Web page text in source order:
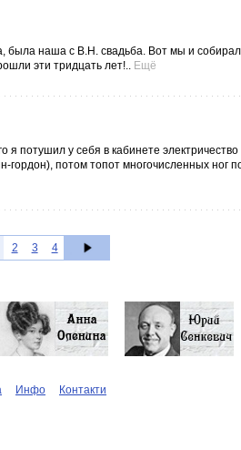
была наша с В.Н. свадьба. Вот мы и
эти тридцать лет!.. Ещё
потушил у себя в кабинете электричество
гордон), потом топот многочисленных ног
2 3 4
Инфо Контакти